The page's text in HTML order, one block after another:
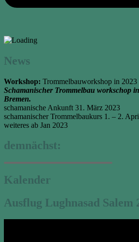
News
Workshop: Trommelbauworkshop in 2023
Schamanischer Trommelbau workschop
Bremen.
schamanische Ankunft 31. März 2023
schamanischer Trommelbaukurs 1. – 2.
weiteres ab Jan 2023
demnächst:
Kalender
Ausflug Lughnasad Salem